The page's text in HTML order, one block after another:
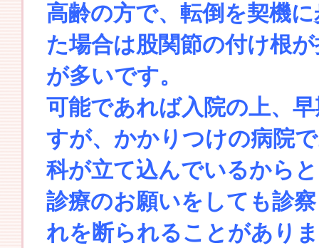
高齢の方で、転倒を契機
た場合は股関節の付け根
が多いです。
可能であれば入院の上、
すが、かかりつけの病院
科が立て込んでいるからと
診療のお願いをしても診
れを断られることがあり